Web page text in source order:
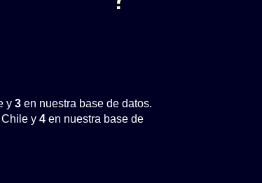
y 3 en nuestra base de datos.
y 4 en nuestra base de